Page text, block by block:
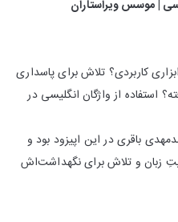
| موسس ویراستاران
کاربردی؟ تلاش برای پاسداری
استفاده از واژگان انگلیسی در
باقری در این اپیزود بود و
زبان و تلاش برای نگهداشت‌اش